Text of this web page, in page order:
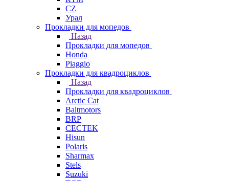
СZ
Урал
Прокладки для мопедов
Назад
Прокладки для мопедов
Honda
Piaggio
Прокладки для квадроциклов
Назад
Прокладки для квадроциклов
Arctic Cat
Baltmotors
BRP
CECTEK
Hisun
Polaris
Sharmax
Stels
Suzuki